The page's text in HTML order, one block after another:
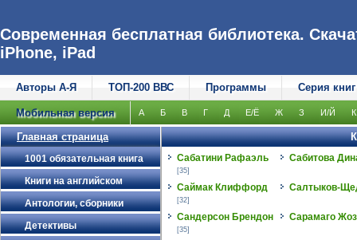
Современная бесплатная библиотека.
iPhone, iPad
Авторы А-Я ТОП-200 ВВС Программы Серия книг
Мобильная версия А Б В Г Д Е/Ё Ж З И/Й К
Главная страница
1001 обязательная книга
Книги на английском
Антологии, сборники
Детективы
Сабатини Рафаэль
[35]
Сабитова
Саймак Клиффорд
[32]
Салтыков-
Сандерсон Брендон
[35]
Сарамаго